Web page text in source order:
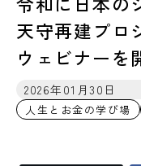
天守再建プロ
ウェビナーを
2026年01月30日
人生とお金の学び場